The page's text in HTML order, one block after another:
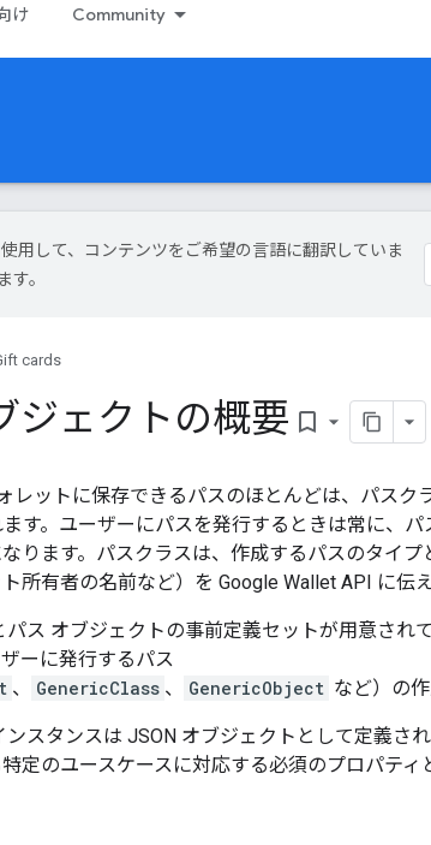
け Community
用して、コンテンツをご希望の言語に翻訳していま
す。
cards
ジェクトの概要 bookmark_border
レットに保存できるパスのほとんどは、パスク
す。ユーザーにパスを発行するときは常に、
ります。パスクラスは、作成するパスのタイプ
所有者の名前など）を Google Wallet API に伝え
ス オブジェクトの事前定義セットが用意され
ーに発行するパス
、 GenericClass 、 GenericObject など）の作
スタンスは JSON オブジェクトとして定義さ
定のユースケースに対応する必須のプロパテ